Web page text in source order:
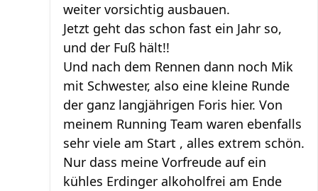
weiter vorsichtig ausbauen.
Jetzt geht das schon fast ein Jahr so,
und der Fuß hält!!
Und nach dem Rennen dann noch Mik
mit Schwester, also eine kleine Runde
der ganz langjährigen Foris hier. Von
meinem Running Team waren ebenfalls
sehr viele am Start , alles extrem schön.
Nur dass meine Vorfreude auf ein
kühles Erdinger alkoholfrei am Ende